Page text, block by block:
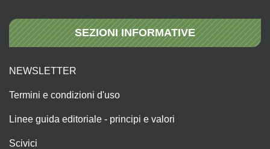
SEZIONI INFORMATIVE
NEWSLETTER
Termini e condizioni d'uso
Linee guida editoriale - principi e valori
Scivici